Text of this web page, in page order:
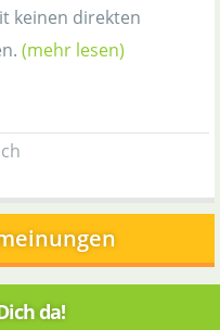
keinen direkten
(mehr lesen)
da!